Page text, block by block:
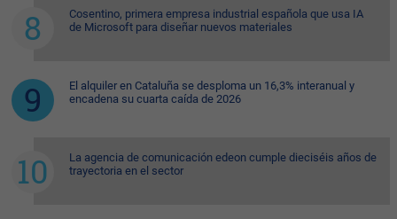
Cosentino, primera empresa industrial española que usa IA
de Microsoft para diseñar nuevos materiales
El alquiler en Cataluña se desploma un 16,3% interanual y
encadena su cuarta caída de 2026
La agencia de comunicación edeon cumple dieciséis años de
trayectoria en el sector